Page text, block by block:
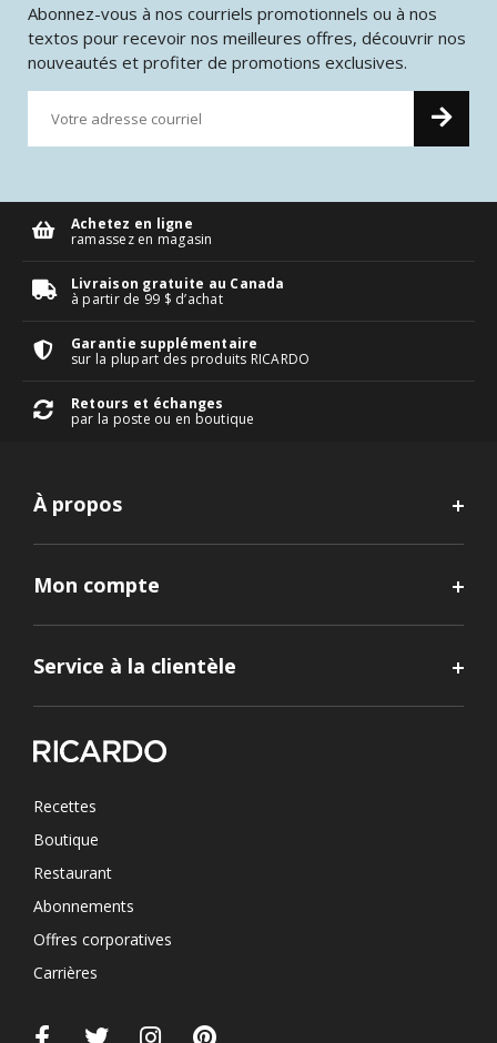
Abonnez-vous à nos courriels promotionnels ou à nos
textos pour recevoir nos meilleures offres, découvrir nos
nouveautés et profiter de promotions exclusives.
Achetez en ligne
ramassez en magasin
Livraison gratuite au Canada
à partir de 99 $ d’achat
Garantie supplémentaire
sur la plupart des produits RICARDO
Retours et échanges
par la poste ou en boutique
À propos
Mon compte
Service à la clientèle
Recettes
Boutique
Restaurant
Abonnements
Offres corporatives
Carrières